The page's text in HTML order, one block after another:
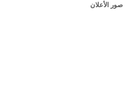
صور الأعلان